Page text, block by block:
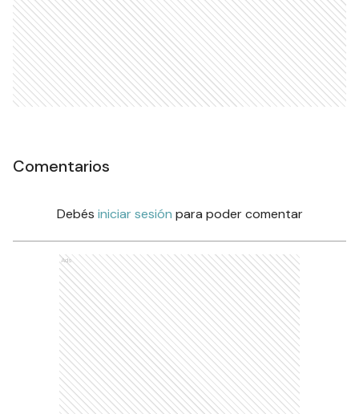
Comentarios
Debés iniciar sesión para poder comentar
Ads